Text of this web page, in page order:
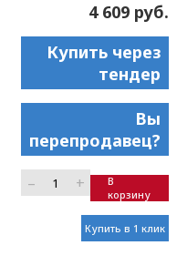
4 609 руб.
Купить через
тендер
Вы
перепродавец?
– +
В
корзину
Купить в 1 клик